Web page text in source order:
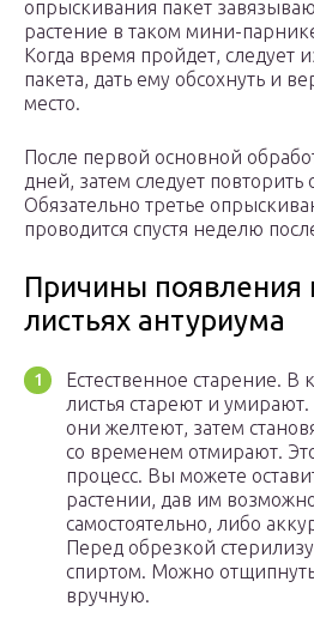
опрыскивания пакет
растение в таком мини-
Когда время пройдет, следует
пакета, дать ему обсохнуть и
место.
После первой основной
дней, затем следует повторить
Обязательно третье
проводится спустя неделю
Причины появления
листьях антуриума
Естественное старение. В
листья стареют и умирают.
они желтеют, затем
со временем отмирают.
процесс. Вы можете
растении, дав им
самостоятельно, либо
Перед обрезкой
спиртом. Можно
вручную.